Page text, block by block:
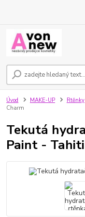
Úvod MAKE-UP Rtěnky
Charm
Tekutá
Paint -